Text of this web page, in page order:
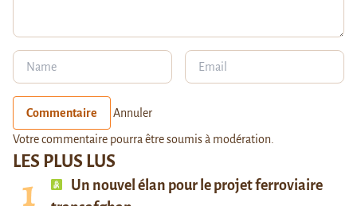
LES PLUS LUS
Un nouvel élan pour le projet ferroviaire
Commentaire Annuler
Votre commentaire pourra être soumis à modération.